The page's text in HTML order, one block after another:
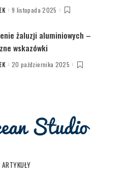
9 listopada 2025
żaluzji aluminiowych –
wskazówki
20 października 2025
ARTYKUŁY